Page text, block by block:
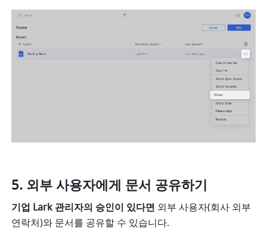
외부 사용자에게 문서 공유하기
기업 Lark 관리자의 승인이 있다면 외부 사용자(회사 외부
연락처)와 문서를 공유할 수 있습니다.